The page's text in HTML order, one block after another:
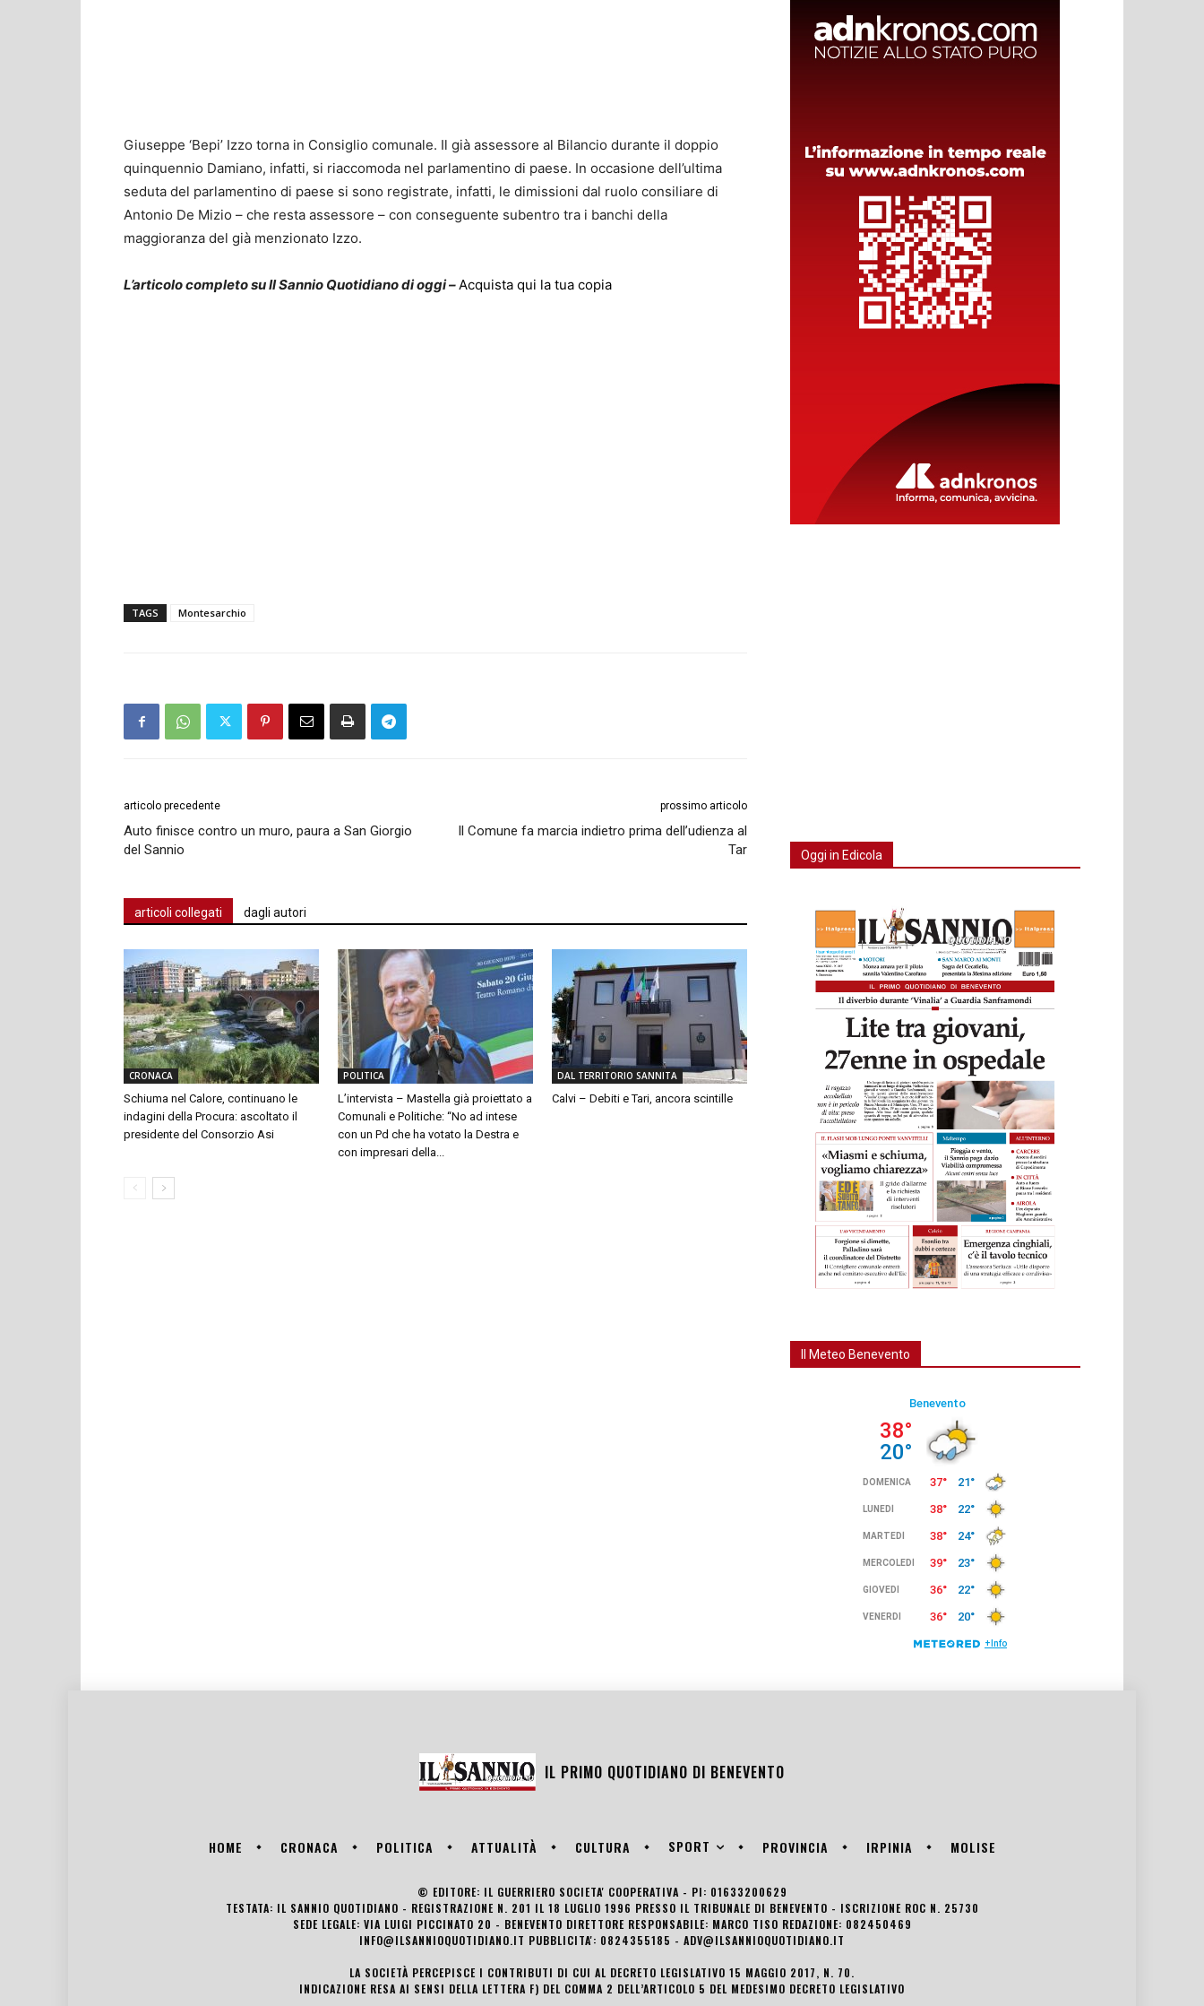
Giuseppe ‘Bepi’ Izzo torna in Consiglio comunale. Il già assessore al Bilancio durante il doppio
quinquennio Damiano, infatti, si riaccomoda nel parlamentino di paese. In occasione dell’ultima
seduta del parlamentino di paese si sono registrate, infatti, le dimissioni dal ruolo consiliare di
Antonio De Mizio – che resta assessore – con conseguente subentro tra i banchi della
maggioranza del già menzionato Izzo.
L’articolo completo su Il Sannio Quotidiano di oggi –Acquista qui la tua copia
TAGS Montesarchio
articolo precedente
Auto finisce contro un muro, paura a San Giorgio
del Sannio
prossimo articolo
Il Comune fa marcia indietro prima dell’udienza al
Tar
articoli collegati dagli autori
CRONACA
Schiuma nel Calore, continuano le
indagini della Procura: ascoltato il
presidente del Consorzio Asi
POLITICA
L’intervista – Mastella già proiettato a
Comunali e Politiche: “No ad intese
con un Pd che ha votato la Destra e
con impresari della...
DAL TERRITORIO SANNITA
Calvi – Debiti e Tari, ancora scintille
Oggi in Edicola
Il Meteo Benevento
IL PRIMO QUOTIDIANO DI BENEVENTO
HOME CRONACA POLITICA ATTUALITÀ CULTURA SPORT PROVINCIA IRPINIA MOLISE
© EDITORE: IL GUERRIERO SOCIETA' COOPERATIVA - PI: 01633200629
TESTATA: IL SANNIO QUOTIDIANO - REGISTRAZIONE N. 201 IL 18 LUGLIO 1996 PRESSO IL TRIBUNALE DI BENEVENTO - ISCRIZIONE ROC N. 25730
SEDE LEGALE: VIA LUIGI PICCINATO 20 - BENEVENTO DIRETTORE RESPONSABILE: MARCO TISO REDAZIONE: 082450469
INFO@ILSANNIOQUOTIDIANO.IT PUBBLICITA': 0824355185 - ADV@ILSANNIOQUOTIDIANO.IT
LA SOCIETÀ PERCEPISCE I CONTRIBUTI DI CUI AL DECRETO LEGISLATIVO 15 MAGGIO 2017, N. 70.
INDICAZIONE RESA AI SENSI DELLA LETTERA F) DEL COMMA 2 DELL’ARTICOLO 5 DEL MEDESIMO DECRETO LEGISLATIVO